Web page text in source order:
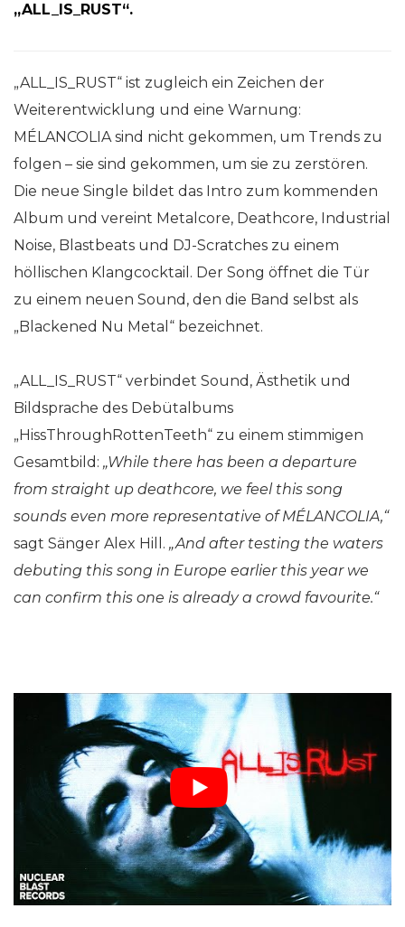
„ALL_IS_RUST“.
„ALL_IS_RUST“ ist zugleich ein Zeichen der
Weiterentwicklung und eine Warnung:
MÉLANCOLIA sind nicht gekommen, um Trends zu
folgen – sie sind gekommen, um sie zu zerstören.
Die neue Single bildet das Intro zum kommenden
Album und vereint Metalcore, Deathcore, Industrial
Noise, Blastbeats und DJ-Scratches zu einem
höllischen Klangcocktail. Der Song öffnet die Tür
zu einem neuen Sound, den die Band selbst als
„Blackened Nu Metal“ bezeichnet.
„ALL_IS_RUST“ verbindet Sound, Ästhetik und
Bildsprache des Debütalbums
„HissThroughRottenTeeth“ zu einem stimmigen
Gesamtbild: „While there has been a departure
from straight up deathcore, we feel this song
sounds even more representative of MÉLANCOLIA,“
sagt Sänger Alex Hill. „And after testing the waters
debuting this song in Europe earlier this year we
can confirm this one is already a crowd favourite.“